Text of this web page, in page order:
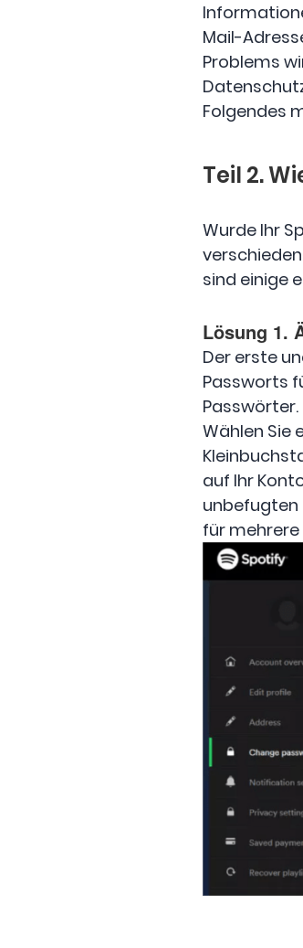
Mail-
Problems
Folgendes
Teil 2.
Wurde Ihr
sind einige
Lösung 1.
Der erste
Passworts
Wählen Sie
auf Ihr
unbefugten
für mehrere